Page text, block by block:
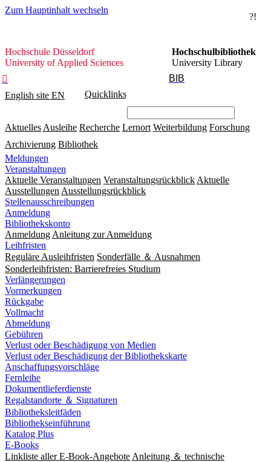
Zum Hauptinhalt wechseln
?!
Hochschule
Düsseldorf
Hochschule Düsseldorf
University of Applied Sciences
Hochschulbibliothek
University Library

BIB
English site EN Quicklinks
Aktuelles Ausleihe Recherche Lernort Weiterbildung Forschung
Archivierung Bibliothek
Meldungen
Veranstaltungen
Aktuelle Veranstaltungen Veranstaltungsrückblick Aktuelle
Ausstellungen Ausstellungsrückblick
Stellenausschreibungen
Anmeldung
Bibliothekskonto
Anmeldung Anleitung zur Anmeldung
Leihfristen
Reguläre Ausleihfristen Sonderfälle ＆ Ausnahmen
Sonderleihfristen: Barrierefreies Studium
Verlängerungen
Vormerkungen
Rückgabe
Vollmacht
Abmeldung
Gebühren
Verlust oder Beschädigung von Medien
Verlust oder Beschädigung der Bibliothekskarte
Anschaffungsvorschläge
Fernleihe
Dokumentlieferdienste
Regalstandorte ＆ Signaturen
Bibliotheksleitfäden
Bibliothekseinführung
Katalog Plus
E-Books
Linkliste aller E-Book-Angebote Anleitung ＆ technische